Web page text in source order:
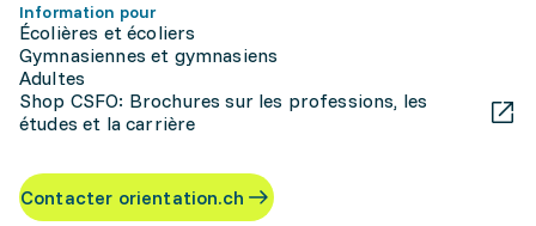
Information pour
Écolières et écoliers
Gymnasiennes et gymnasiens
Adultes
Shop CSFO: Brochures sur les professions, les
études et la carrière
Contacter orientation.ch